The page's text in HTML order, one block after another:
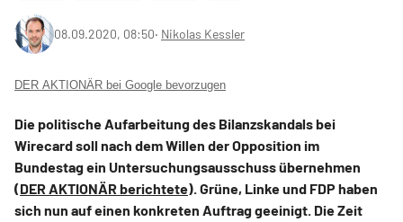
08.09.2020, 08:50‧ Nikolas Kessler
DER AKTIONÄR bei Google bevorzugen
Die politische Aufarbeitung des Bilanzskandals bei
Wirecard soll nach dem Willen der Opposition im
Bundestag ein Untersuchungsausschuss übernehmen
(DER AKTIONÄR berichtete). Grüne, Linke und FDP haben
sich nun auf einen konkreten Auftrag geeinigt. Die Zeit